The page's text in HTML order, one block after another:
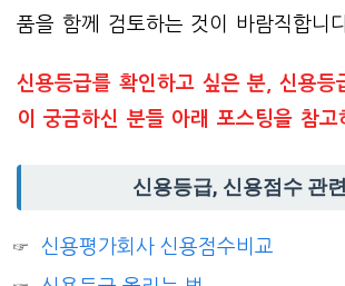
품을 함께 검토하는 것이 바람직합니
신용등급를 확인하고 싶은 분, 신용등
이 궁금하신 분들 아래 포스팅을 참고
신용등급, 신용점수 관
신용평가회사 신용점수비교